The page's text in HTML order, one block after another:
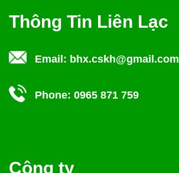
Thông Tin Liên Lạc
Email: bhx.cskh@gmail.com
Phone: 0965 871 759
Công ty